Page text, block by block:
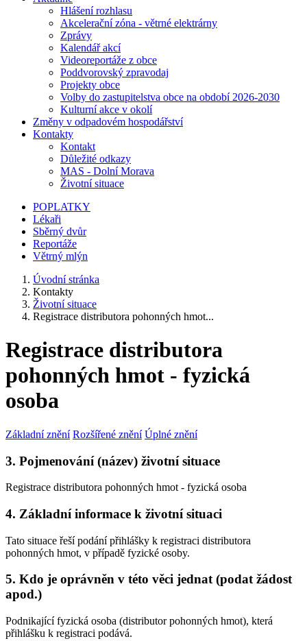
Hlášení rozhlasu
Akcelerační zóna - větrné elektrárny
Zprávy
Kalendář akcí
Videoreportáže z obce
Poddvorovský zpravodaj
Projekty obce
Volby do zastupitelstva obce na období 2026-2030
Kulturní akce v okolí
Změny v odpadovém hospodářství
Kontakty
Kontakt
Důležité odkazy
MAS - Dolní Morava
Životní situace
POPLATKY
Lékaři
Sběrný dvůr
Reportáže
Větrný mlýn
Úvodní stránka
Kontakty
Životní situace
Registrace distributora pohonných hmot...
Registrace distributora
pohonných hmot - fyzická
osoba
Základní znění Rozšířené znění Úplné znění
3. Pojmenování (název) životní situace
Registrace distributora pohonných hmot - fyzická osoba
4. Základní informace k životní situaci
Tato situace řeší podání přihlášky k registraci distributora
pohonných hmot, v případě fyzické osoby.
5. Kdo je oprávněn v této věci jednat (podat žádost
apod.)
Podnikající fyzická osoba (distributor pohonných hmot), která
přihlášku k registraci podává.